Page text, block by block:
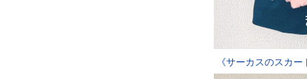
《サーカスのスカー